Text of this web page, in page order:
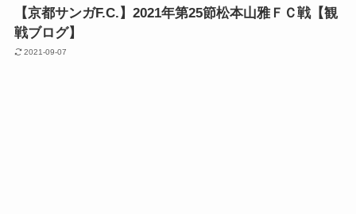
【京都サンガF.C.】2021年第25節松本山雅ＦＣ戦【観
戦ブログ】
2021-09-07